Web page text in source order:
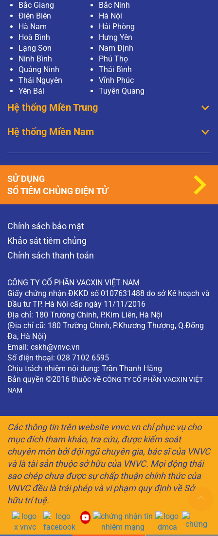
Thưa bác sĩ, tôi vừa tiến hành phương pháp
Pap để tầm soát ung thư cổ tử cung tại bệnh
viện, tuy nhiên khi có kết quả, tôi thấy kết quả có
điều bất thường? Tôi…
XEM THÊM
Xét nghiệm Pap là gì?
Thưa bác sĩ, em thường nghe về khái niệm xét
nghiệm Pap nhưng chưa rõ nó có vai trò gì ạ?
thường thì có nghĩa…
năng mắc sùi mào gà không? Người bị sùi mào
XEM THÊM
cổ tử cung không?
cung không? (Độc giả ẩn danh)
XEM THÊM
Bắc Giang
Bắc Ninh
Điện Biên
Hà Nội
Hà Nam
Hải Phòng
Hoà Bình
Hưng Yên
Lạng Sơn
Nam Định
Ninh Bình
Phú Thọ
Quảng Ninh
Thái Bình
Thái Nguyên
Vĩnh Phúc
Yên Bái
Tuyên Quang
Hệ thống Miền Trung
Hệ thống Miền Nam
Chính sách bảo mật
Khảo sát tiêm chủng
Chính sách thanh toán
CÔNG TY CỔ PHẦN VACXIN VIỆT NAM
Giấy chứng nhận ĐKKD số 0107631488 do sở Kế hoạch và
Đầu tư TP. Hà Nội cấp ngày 11/11/2016
Địa chỉ: 180 Trường Chinh, P.Kim Liên, Hà Nội
(Địa chỉ cũ: 180 Trường Chinh, P.Khương Thượng, Q.Đống
Đa, Hà Nội)
Email: cskh@vnvc.vn
Số điện thoại: 028 7102 6595
Chịu trách nhiệm nội dung: Trần Thanh Hằng
Bản quyền ©2016 thuộc về CÔNG TY CỔ PHẦN VACXIN VIỆT
NAM
SỬ DỤNG
SỔ TIÊM CHỦNG ĐIỆN TỬ
Các thông tin trên website vnvc.vn chỉ phục vụ cho
mục đích tham khảo, tra cứu, được kiểm soát
chuyên môn bởi đội ngũ chuyên gia, bác sĩ của VNVC
và là tài sản thuộc sở hữu của VNVC. Mọi động thái
sao chép chưa được sự chấp thuận chính thức của
VNVC đều là trái phép và vi phạm quy định về Sở
hữu trí tuệ.